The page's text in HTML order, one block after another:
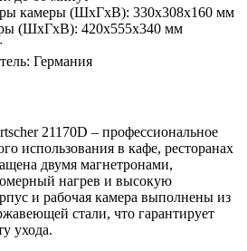
камеры (ШхГхВ): 330х308х160 мм
(ШхГхВ): 420х555х340 мм
Германия
21170D – профессиональное
использования в кафе, ресторанах
двумя магнетронами,
нагрев и высокую
и рабочая камера выполнены из
стали, что гарантирует
ухода.